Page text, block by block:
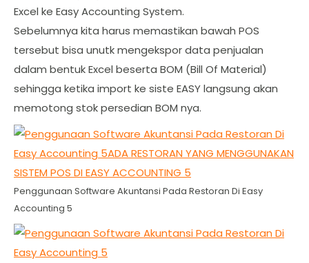
Excel ke Easy Accounting System.
Sebelumnya kita harus memastikan bawah POS
tersebut bisa unutk mengekspor data penjualan
dalam bentuk Excel beserta BOM (Bill Of Material)
sehingga ketika import ke siste EASY langsung akan
memotong stok persedian BOM nya.
Penggunaan Software Akuntansi Pada Restoran Di Easy
Accounting 5